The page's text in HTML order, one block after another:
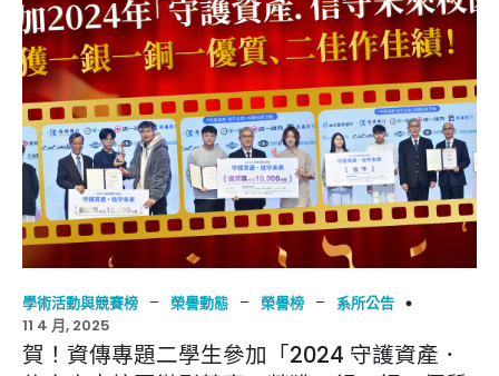
學術活動與競賽榜 – 榮譽動態 – 榮譽榜 – 系所公告
11 4 月, 2025
賀！資傳專題二學生參加「2024 守護資產．